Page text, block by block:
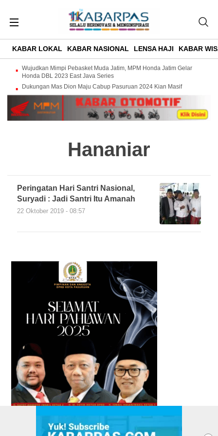
KABAR LOKAL KABAR NASIONAL LENSA HAJI KABAR
Wujudkan Mimpi Pebasket Muda Jatim, MPM Honda Jatim Gelar
Honda DBL 2023 East Java Series
Dukungan Mas Dion Maju Cabup Pasuruan 2024 Kian Masif
Hananiar
Peringatan Hari Santri Nasional,
Suryadi : Jadi Santri Itu Amanah
22 Oktober 2019 - 08:57